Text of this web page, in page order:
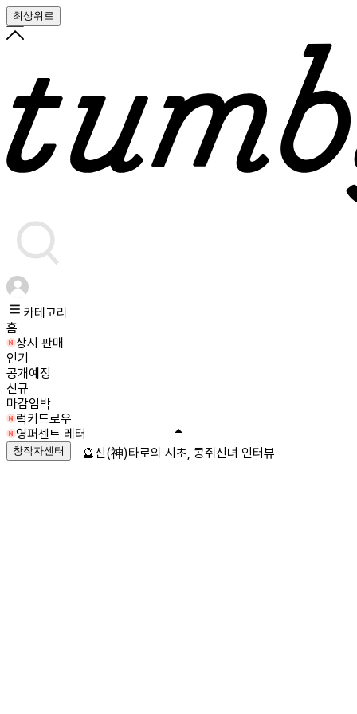
최상위로
카테고리
홈
상시 판매
인기
공개예정
신규
마감임박
럭키드로우
영퍼센트 레터
창작자센터 🔮신(神)타로의 시초, 콩쥐신녀 인터뷰